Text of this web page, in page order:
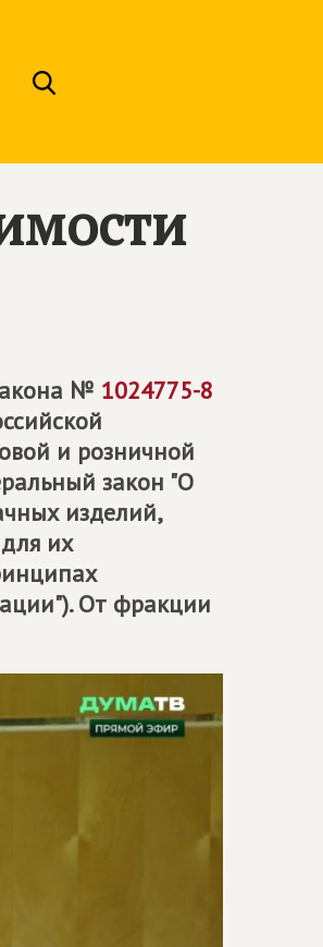
№ 1024775-8
и розничной
закон "О
изделий,
их
От фракции